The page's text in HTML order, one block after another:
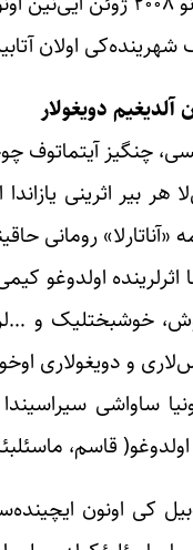
اولان
آلدیغیم دویغولار
چنگیز آیتماتوف
بیر اثرینی یازاندا
«آناتارلا» رومانی
اثرلرینده اولدوغو
خوشبختلیک و …لری
و دویغولاری
ساواشی
اولدوغو( قاسم،
کی اونون